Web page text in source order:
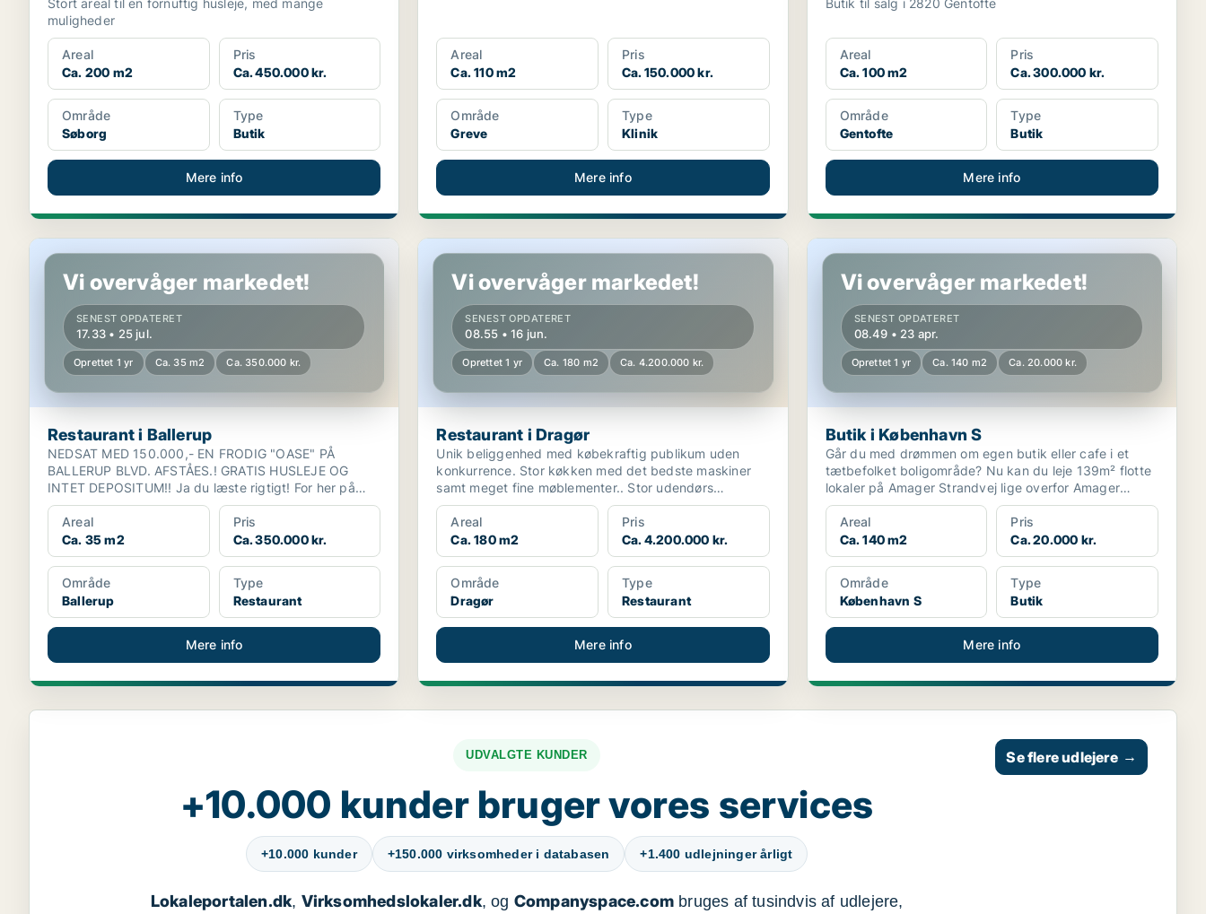
Stort areal til en fornuftig husleje, med mange
muligheder
Areal
Ca. 200 m2
Pris
Ca. 450.000 kr.
Område
Søborg
Type
Butik
Mere info
Areal
Ca. 110 m2
Pris
Ca. 150.000 kr.
Område
Greve
Type
Klinik
Mere info
Butik til salg i 2820 Gentofte
Areal
Ca. 100 m2
Pris
Ca. 300.000 kr.
Område
Gentofte
Type
Butik
Mere info
Restaurant i Ballerup
Vi overvåger markedet!
SENEST OPDATERET
17.33 • 25 jul.
Oprettet 1 yr Ca. 35 m2 Ca. 350.000 kr.
Restaurant i Ballerup
NEDSAT MED 150.000,- EN FRODIG "OASE" PÅ
BALLERUP BLVD. AFSTÅES.! GRATIS HUSLEJE OG
INTET DEPOSITUM!! Ja du læste rigtigt! For her på
Ballerup Blvd. 8...
Areal
Ca. 35 m2
Pris
Ca. 350.000 kr.
Område
Ballerup
Type
Restaurant
Mere info
Restaurant i Dragør
Vi overvåger markedet!
SENEST OPDATERET
08.55 • 16 jun.
Oprettet 1 yr Ca. 180 m2 Ca. 4.200.000 kr.
Restaurant i Dragør
Unik beliggenhed med købekraftig publikum uden
konkurrence. Stor køkken med det bedste maskiner
samt meget fine møblementer.. Stor udendørs
servering, privat...
Areal
Ca. 180 m2
Pris
Ca. 4.200.000 kr.
Område
Dragør
Type
Restaurant
Mere info
Butik i København S
Vi overvåger markedet!
SENEST OPDATERET
08.49 • 23 apr.
Oprettet 1 yr Ca. 140 m2 Ca. 20.000 kr.
Butik i København S
Går du med drømmen om egen butik eller cafe i et
tætbefolket boligområde? Nu kan du leje 139m² flotte
lokaler på Amager Strandvej lige overfor Amager
Stran...
Areal
Ca. 140 m2
Pris
Ca. 20.000 kr.
Område
København S
Type
Butik
Mere info
UDVALGTE KUNDER
+10.000 kunder bruger vores services
+10.000 kunder +150.000 virksomheder i databasen +1.400 udlejninger årligt
Lokaleportalen.dk, Virksomhedslokaler.dk, og Companyspace.combruges af tusindvis af udlejere,
Se flere udlejere →